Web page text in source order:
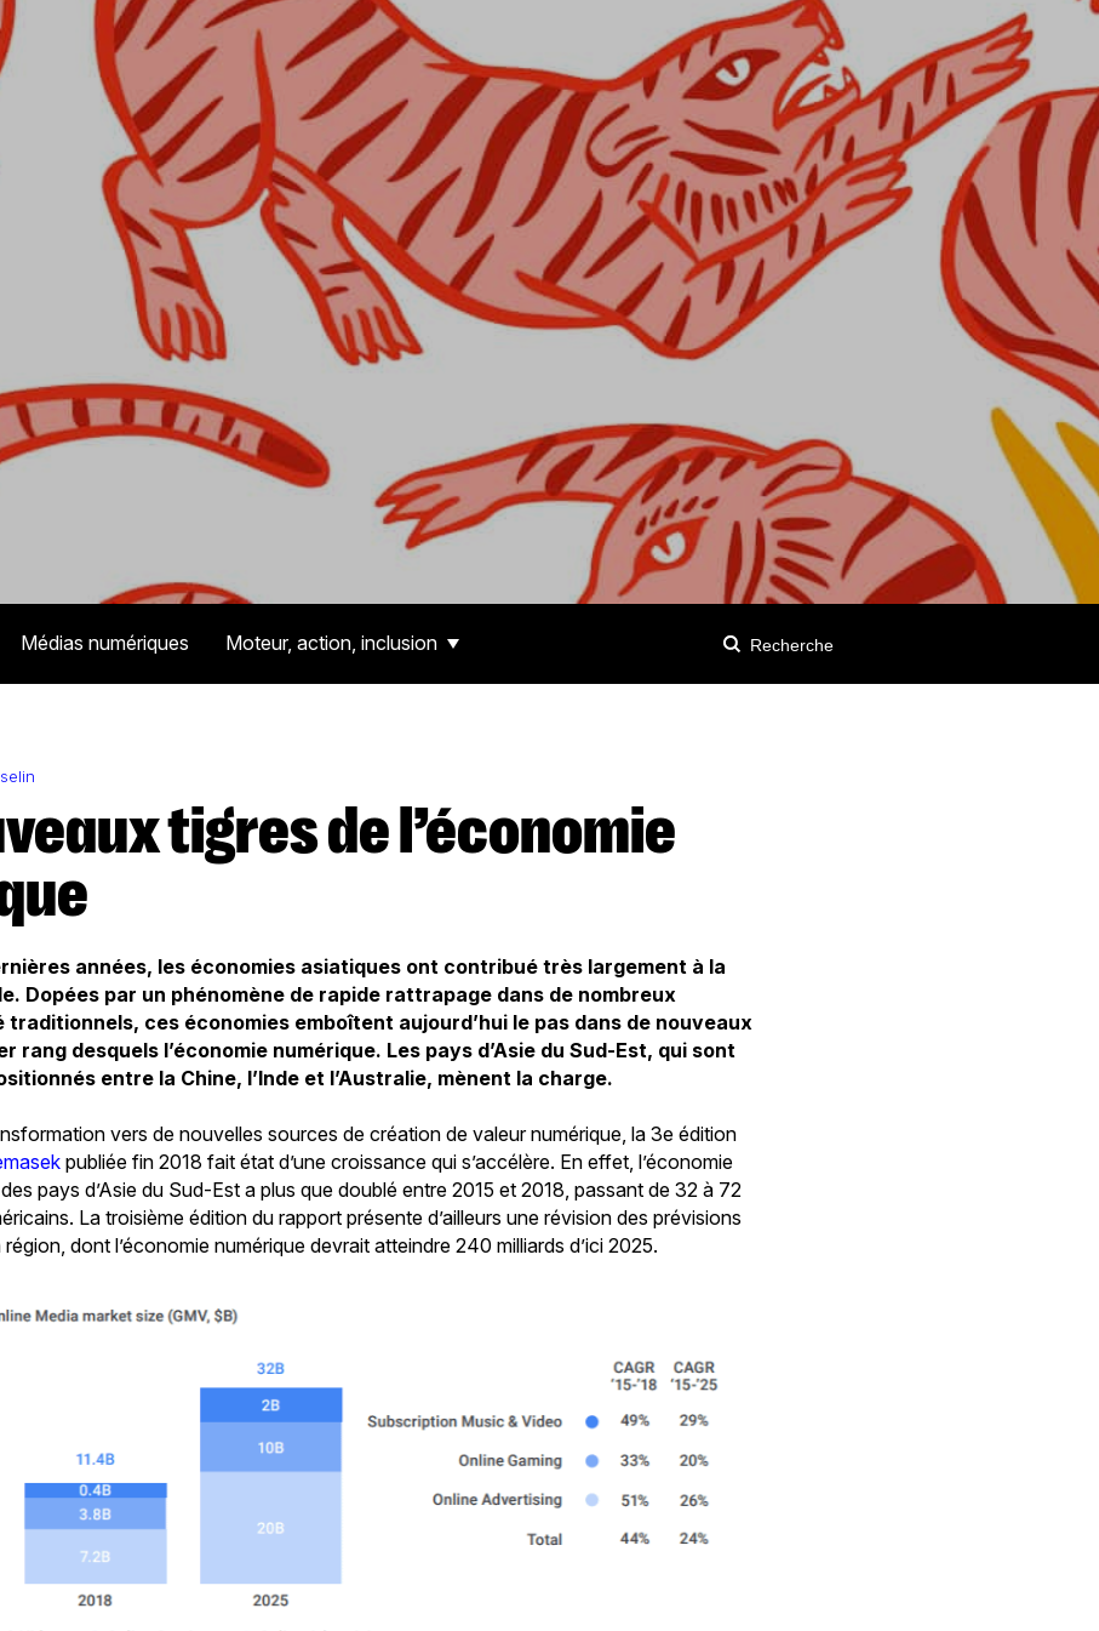
Médias numériques Moteur, action, inclusion
années, les économies asiatiques ont contribué très largement à la
Dopées par un phénomène de rapide rattrapage dans de nombreux
traditionnels, ces économies emboîtent aujourd’hui le pas dans de nouveaux
rang desquels l’économie numérique. Les pays d’Asie du Sud-Est, qui sont
entre la Chine, l’Inde et l’Australie, mènent la charge.
vers de nouvelles sources de création de valeur numérique, la 3e édition
publiée fin 2018 fait état d’une croissance qui s’accélère. En effet, l’économie
pays d’Asie du Sud-Est a plus que doublé entre 2015 et 2018, passant de 32 à 72
La troisième édition du rapport présente d’ailleurs une révision des prévisions
dont l’économie numérique devrait atteindre 240 milliards d’ici 2025.